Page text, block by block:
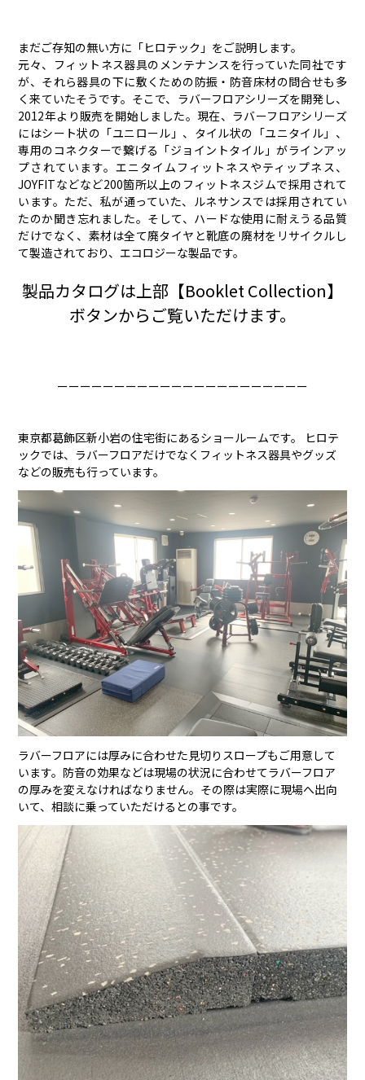
まだご存知の無い方に「ヒロテック」をご説明します。
元々、フィットネス器具のメンテナンスを行っていた同社です
が、それら器具の下に敷くための防振・防音床材の問合せも多
く来ていたそうです。そこで、ラバーフロアシリーズを開発し、
2012年より販売を開始しました。現在、ラバーフロアシリーズ
にはシート状の「ユニロール」、タイル状の「ユニタイル」、
専用のコネクターで繋げる「ジョイントタイル」がラインアッ
プされています。エニタイムフィットネスやティップネス、
JOYFITなどなど200箇所以上のフィットネスジムで採用されて
います。ただ、私が通っていた、ルネサンスでは採用されてい
たのか聞き忘れました。そして、ハードな使用に耐えうる品質
だけでなく、素材は全て廃タイヤと靴底の廃材をリサイクルし
て製造されており、エコロジーな製品です。
製品カタログは上部【Booklet Collection】
ボタンからご覧いただけます。
ーーーーーーーーーーーーーーーーーーーーーー
東京都葛飾区新小岩の住宅街にあるショールームです。 ヒロテ
ックでは、ラバーフロアだけでなくフィットネス器具やグッズ
などの販売も行っています。
ラバーフロアには厚みに合わせた見切りスロープもご用意して
います。防音の効果などは現場の状況に合わせてラバーフロア
の厚みを変えなければなりません。その際は実際に現場へ出向
いて、相談に乗っていただけるとの事です。